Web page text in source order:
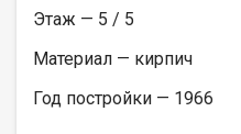
Этаж — 5 / 5
Материал — кирпич
Год постройки — 1966